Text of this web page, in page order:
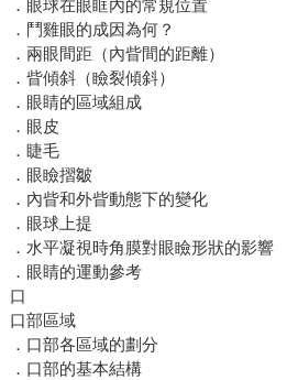
．眼球在眼眶內的常規位置
．鬥雞眼的成因為何？
．兩眼間距（內眥間的距離）
．眥傾斜（瞼裂傾斜）
．眼睛的區域組成
．眼皮
．睫毛
．眼瞼摺皺
．內眥和外眥動態下的變化
．眼球上提
．水平凝視時角膜對眼瞼形狀的影響
．眼睛的運動參考
口
口部區域
．口部各區域的劃分
．口部的基本結構